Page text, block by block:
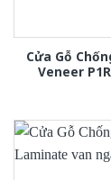
Cửa Gỗ
Veneer